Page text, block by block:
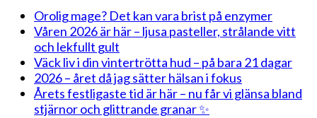
Orolig mage? Det kan vara brist på enzymer
Våren 2026 är här – ljusa pasteller, strålande vitt
och lekfullt gult
Väck liv i din vintertrötta hud – på bara 21 dagar
2026 – året då jag sätter hälsan i fokus
Årets festligaste tid är här – nu får vi glänsa bland
stjärnor och glittrande granar ✨